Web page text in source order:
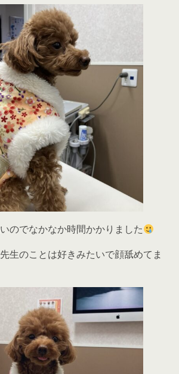
のでなかなか時間かかりました
生のことは好きみたいで顔舐めてま